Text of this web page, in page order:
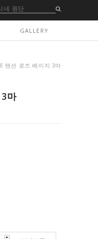
GALLERY
텐션 로즈 베이지 3마
마